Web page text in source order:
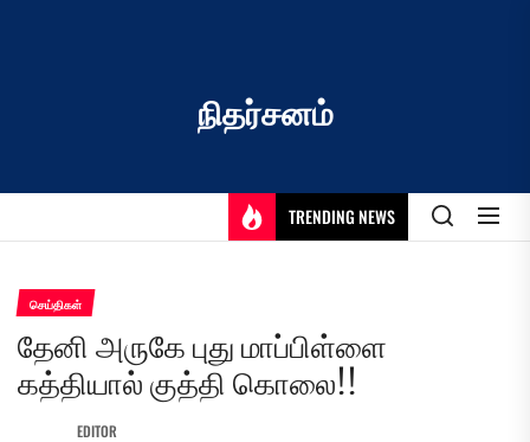
நிதர்சனம்
TRENDING NEWS
செய்திகள்
தேனி அருகே புது மாப்பிள்ளை
கத்தியால் குத்தி கொலை!!
EDITOR